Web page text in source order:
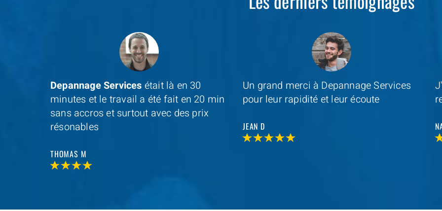
Un grand merci à Depannage Services
pour leur rapidité et leur écoute
JEAN D
J'ai reçu un service de qualité que je
recommande à tout le monde
NADINE B